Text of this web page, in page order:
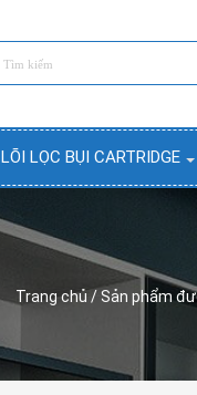
LÕI LỌC BỤI CARTRIDGE
Trang chủ/ Sản phẩm